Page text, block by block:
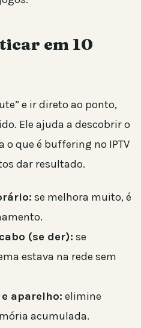
em 10
e ir direto ao ponto,
Ele ajuda a descobrir o
que é buffering no IPTV
dar resultado.
se melhora muito, é
(se der): se
estava na rede sem
aparelho: elimine
acumulada.